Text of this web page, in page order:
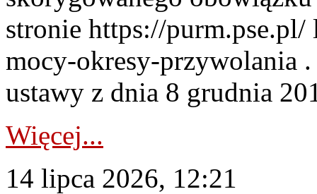
stronie https://
mocy-okresy-przywolania
ustawy z dnia 8 grudnia
Więcej...
14 lipca 2026, 12:21